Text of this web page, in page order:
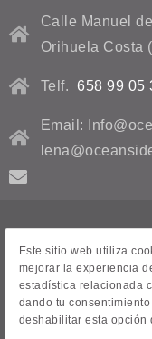
Calle Manuel
Orihuela Costa
Telf. 658 99 05
Email:
Contacto
Venta de casas
Este sitio web utiliza
mejorar la experiencia
estadística relacionada
dando tu
deshabilitar esta opción